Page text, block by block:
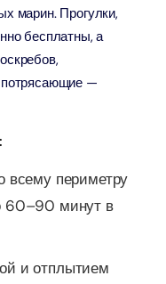
марин. Прогулки,
бесплатны, а
потрясающие —
всему периметру
60–90 минут в
и отплытием